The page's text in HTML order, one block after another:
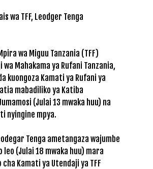
wa TFF, Leodger Tenga
wa Miguu Tanzania (TFF)
wa Mahakama ya Rufani Tanzania,
kuongoza Kamati ya Rufani ya
mabadiliko ya Katiba
(Julai 13 mwaka huu) na
nyingine mpya.
Tenga ametangaza wajumbe
leo (Julai 18 mwaka huu) mara
cha Kamati ya Utendaji ya TFF